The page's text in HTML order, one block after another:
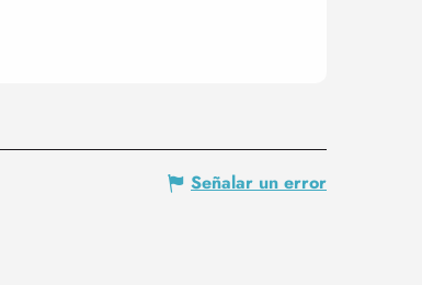
Señalar un error